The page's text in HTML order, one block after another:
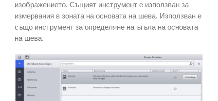
изображението. Същият инструмент е използван за
измервания в зоната на основата на шева. Използван е
също инструмент за определяне на ъгъла на основата
на шева.